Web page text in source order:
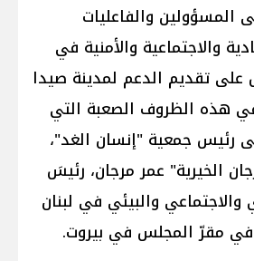
المسؤولين والفاعليات
والاجتماعية والأمنية في
على تقديم الدعم لمدينة صيدا
هذه الظروف الصعبة التي
رئيس جمعية "إنسان الغد"،
الخيرية" عمر مرجان، رئيسَ
والبيئي في لبنان
في مقرّ المجلس في بيروت.